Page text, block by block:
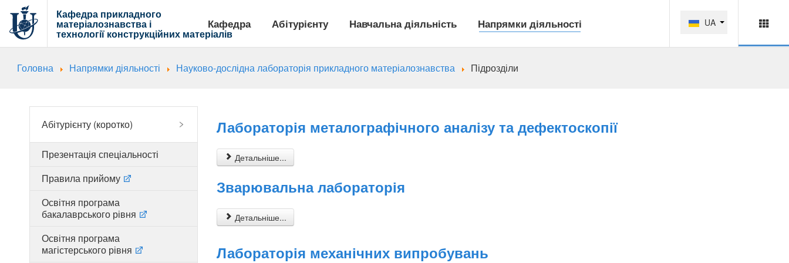
Кафедра прикладного
матеріалознавства і
технології конструкційних матеріалів
Кафедра Абітурієнту Навчальна діяльність Напрямки діяльності UA
Головна Напрямки діяльності Науково-дослідна лабораторія прикладного матеріалознавства Підрозділи
Абітурієнту (коротко)
Презентація спеціальності
Правила прийому
Освітня програма
бакалаврського рівня
Освітня програма
магістерського рівня
Лабораторія металографічного аналізу та дефектоскопії
Детальніше...
Зварювальна лабораторія
Детальніше...
Лабораторія механічних випробувань